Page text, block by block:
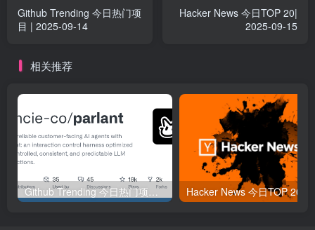
Github Trending 今日热门项
目 | 2025-09-14
Hacker News 今日TOP 20|
2025-09-15
相关推荐
Github Trending 今日热门项目 | 2025-09-06